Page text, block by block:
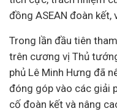
đồng ASEAN đoàn kết,
Trong lần đầu tiên
trên cương vị Thủ
phủ Lê Minh Hưng đã
đóng góp vào các giải
cố đoàn kết và nâng